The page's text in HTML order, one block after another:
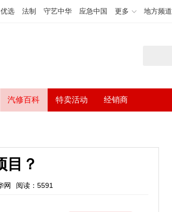
优选 法制 守艺中华 应急中国 更多 地方频道
汽修百科 特卖活动 经销商
目？
网 阅读：5591